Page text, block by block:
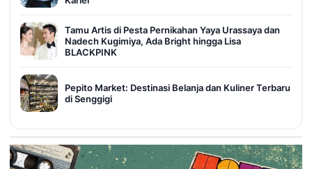
Tamu Artis di Pesta Pernikahan Yaya Urassaya dan
Nadech Kugimiya, Ada Bright hingga Lisa
BLACKPINK
Pepito Market: Destinasi Belanja dan Kuliner Terbaru
di Senggigi